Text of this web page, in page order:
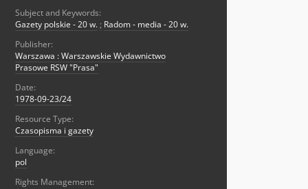
Subject and Keywords:
Gazety polskie - 20 w. ; Radom - media - 20 w.
Publisher:
Warszawa : Warszawskie Wydawnictwo
Prasowe RSW "Prasa"
Date:
1978-09-23/24
Resource Type:
Czasopisma i gazety
Language:
pol
Rights Management: